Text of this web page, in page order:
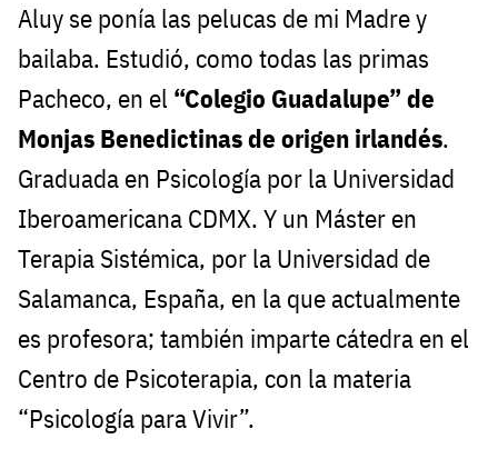
Aluy se ponía las pelucas de mi Madre y
bailaba. Estudió, como todas las primas
Pacheco, en el “Colegio Guadalupe” de
Monjas Benedictinas de origen irlandés.
Graduada en Psicología por la Universidad
Iberoamericana CDMX. Y un Máster en
Terapia Sistémica, por la Universidad de
Salamanca, España, en la que actualmente
es profesora; también imparte cátedra en el
Centro de Psicoterapia, con la materia
“Psicología para Vivir”.